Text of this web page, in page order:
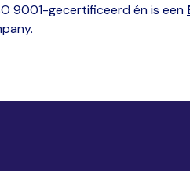
9001-gecertificeerd én is een